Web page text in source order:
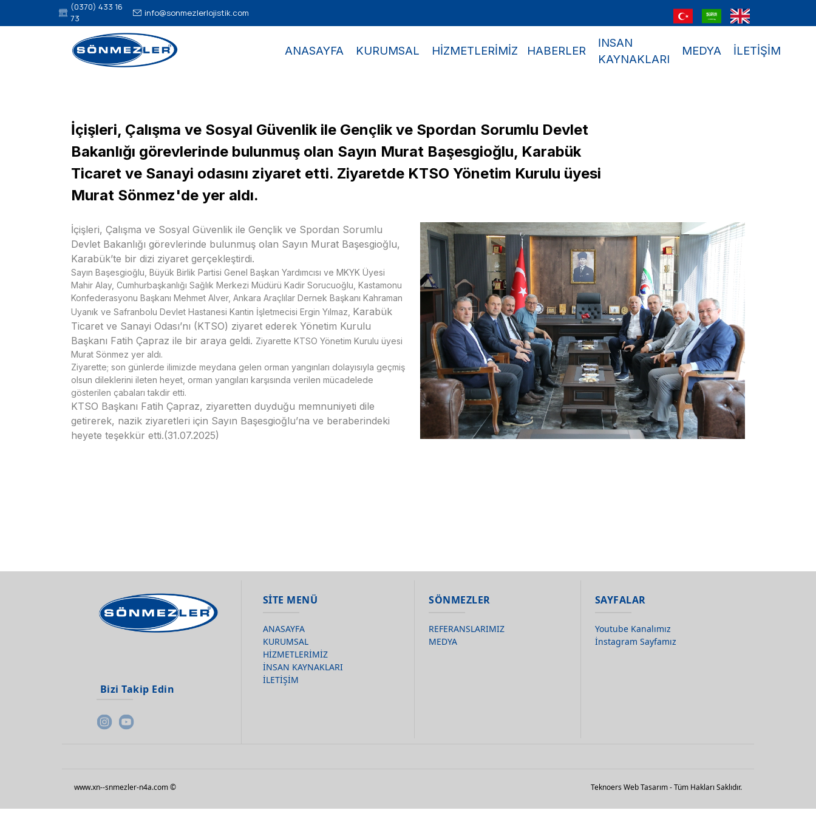
İçişleri, Çalışma ve Sosyal Güvenlik ile Gençlik ve Spordan Sorumlu Devlet
Bakanlığı görevlerinde bulunmuş olan Sayın Murat Başesgioğlu, Karabük
Ticaret ve Sanayi odasını ziyaret etti. Ziyaretde KTSO Yönetim Kurulu üyesi
Murat Sönmez'de yer aldı.
İçişleri, Çalışma ve Sosyal Güvenlik ile Gençlik ve Spordan Sorumlu
Devlet Bakanlığı görevlerinde bulunmuş olan Sayın Murat Başesgioğlu,
Karabük’te bir dizi ziyaret gerçekleştirdi.
Sayın Başesgioğlu, Büyük Birlik Partisi Genel Başkan Yardımcısı ve MKYK Üyesi
Mahir Alay, Cumhurbaşkanlığı Sağlık Merkezi Müdürü Kadir Sorucuoğlu, Kastamonu
Konfederasyonu Başkanı Mehmet Alver, Ankara Araçlılar Dernek Başkanı Kahraman
Uyanık ve Safranbolu Devlet Hastanesi Kantin İşletmecisi Ergin Yılmaz, Karabük
Ticaret ve Sanayi Odası’nı (KTSO) ziyaret ederek Yönetim Kurulu
Başkanı Fatih Çapraz ile bir araya geldi. Ziyarette KTSO Yönetim Kurulu üyesi
Murat Sönmez yer aldı.
Ziyarette; son günlerde ilimizde meydana gelen orman yangınları dolayısıyla geçmiş
olsun dileklerini ileten heyet, orman yangıları karşısında verilen mücadelede
gösterilen çabaları takdir etti.
KTSO Başkanı Fatih Çapraz, ziyaretten duyduğu memnuniyeti dile
getirerek, nazik ziyaretleri için Sayın Başesgioğlu’na ve beraberindeki
heyete teşekkür etti.(31.07.2025)
(0370) 433 16
73
info@sonmezlerlojistik.com
ANASAYFA KURUMSAL HİZMETLERİMİZ HABERLER
İNSAN
KAYNAKLARI
MEDYA İLETİŞİM
Bizi Takip Edin
SİTE MENÜ
ANASAYFA
KURUMSAL
HİZMETLERİMİZ
İNSAN KAYNAKLARI
İLETİŞİM
SÖNMEZLER
REFERANSLARIMIZ
MEDYA
SAYFALAR
Youtube Kanalımız
İnstagram Sayfamız
www.xn--snmezler-n4a.com © Teknoers Web Tasarım - Tüm Hakları Saklıdır.